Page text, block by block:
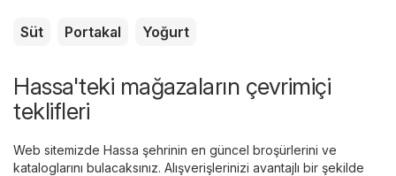
Süt Portakal Yoğurt
Hassa'teki mağazaların çevrimiçi
teklifleri
Web sitemizde Hassa şehrinin en güncel broşürlerini ve
kataloglarını bulacaksınız. Alışverişlerinizi avantajlı bir şekilde